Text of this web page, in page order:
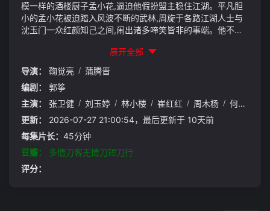
模一样的酒楼厨子孟小花,逼迫他假扮盟主稳住江湖。平凡胆
小的孟小花被迫踏入风波不断的武林,周旋于各路江湖人士与
沈玉门一众红颜知己之间,闹出诸多啼笑皆非的事端。他不断
通人的智慧化解各派恩怨,最终决战反派陈士元,平定江湖动乱,
事成之后携手爱人远离纷争,归隐山林。
展开全部
导演：
鞠觉亮 / 蒲腾晋
编剧：
郭筝
主演：
张卫健 / 刘玉婷 / 林小楼 / 崔红红 / 周木杨 / 何中华
更新：
2026-07-27 21:00:54，最后更新于 10天前
每集片长： 45分钟
豆瓣：
多情刀客无情刀短刀行
评分：